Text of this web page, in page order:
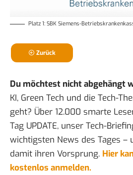
Platz 1: SBK Siemens-
Zurück
Du möchtest nicht abgehängt
KI, Green Tech und die Tech-
geht? Über 12.000 smarte
Tag UPDATE, unser Tech-
wichtigsten News des Tages –
damit ihren Vorsprung. Hier
kostenlos anmelden.